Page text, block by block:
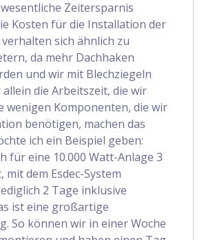
Zeitersparnis
Kosten für die Installation der
sich ähnlich zu
da mehr Dachhaken
und wir mit Blechziegeln
die Arbeitszeit, die wir
wenigen Komponenten, die wir
benötigen, machen das
ich ein Beispiel geben:
für eine 10.000 Watt-Anlage 3
dem Esdec-System
2 Tage inklusive
ist eine großartige
So können wir in einer Woche